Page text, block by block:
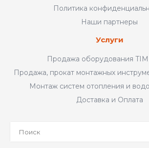
Политика
Наши партнеры
Услуги
Продажа оборудования
Продажа, прокат монтажных
Монтаж систем отопления и
Доставка и Оплата